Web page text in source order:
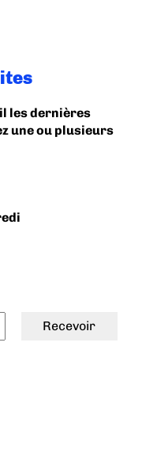
les dernières
une ou plusieurs